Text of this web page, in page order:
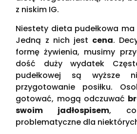
z niskim IG.
Niestety dieta pudełkowa
Jedną z nich jest cena.
formę żywienia, musimy
dość duży wydatek
pudełkowej są wyższe
przygotowanie posiłku.
gotować, mogą odczuwać
swoim jadłospisem, co
problematyczne dla